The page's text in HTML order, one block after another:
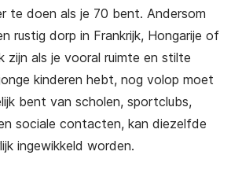
te doen als je 70 bent. Andersom
rustig dorp in Frankrijk, Hongarije of
zijn als je vooral ruimte en stilte
kinderen hebt, nog volop moet
bent van scholen, sportclubs,
sociale contacten, kan diezelfde
ingewikkeld worden.